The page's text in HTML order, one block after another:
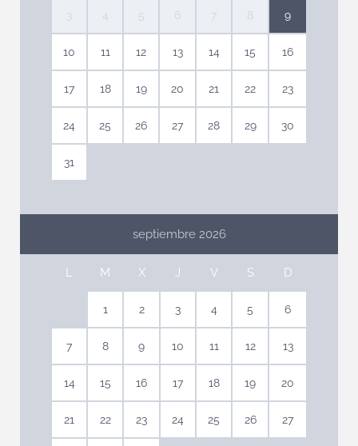
3 4 5 6 7 8 9
10 11 12 13 14 15 16
17 18 19 20 21 22 23
24 25 26 27 28 29 30
31
septiembre 2026
L M X J V S D
1 2 3 4 5 6
7 8 9 10 11 12 13
14 15 16 17 18 19 20
21 22 23 24 25 26 27